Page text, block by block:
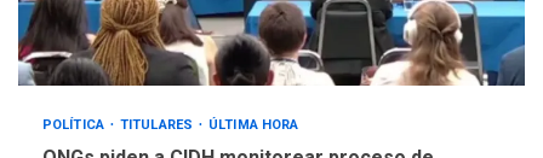
POLÍTICA TITULARES ÚLTIMA HORA